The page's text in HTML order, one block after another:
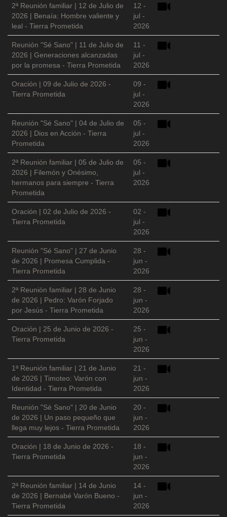
2ª Reunión familiar | 12 de Julio de
2026 | Benaía: Hombre valiente y
leal - Tierra Prometida
12 -
jul -
2026
Reunión "Sé Sano" | 11 de Julio de
2026 | Generaciones alcanzadas
por la promesa - Tierra Prometida
11 -
jul -
2026
Oración | 09 de Julio de 2026 -
Tierra Prometida
09 -
jul -
2026
Reunión "Sé Sano" | 04 de Julio de
2026 | Dios en Acción - Tierra
Prometida
05 -
jul -
2026
2ª Reunión familiar | 05 de Julio de
2026 | Filemón y Onésimo,
hermanos para siempre - Tierra
Prometida
05 -
jul -
2026
Oración | 02 de Julio de 2026 -
Tierra Prometida
02 -
jul -
2026
Reunión "Sé Sano" | 27 de Junio
de 2026 | Promesa Cumplida -
Tierra Prometida
28 -
jun -
2026
2ª Reunión familiar | 28 de Junio
de 2026 | Pedro: Varón Forjado
por Jesús - Tierra Prometida
28 -
jun -
2026
Oración | 25 de Junio de 2026 -
Tierra Prometida
25 -
jun -
2026
1ª Reunión familiar | 21 de Junio
de 2026 | Timoteo: Varón con
Identidad - Tierra Prometida
21 -
jun -
2026
Reunión "Sé Sano" | 20 de Junio
de 2026 | Un paso pequeño que
llega muy lejos - Tierra Prometida
20 -
jun -
2026
Oración | 18 de Junio de 2026 -
Tierra Prometida
18 -
jun -
2026
2ª Reunión familiar | 14 de Junio
de 2026 | Bernabé Varón Bueno -
Tierra Prometida
14 -
jun -
2026